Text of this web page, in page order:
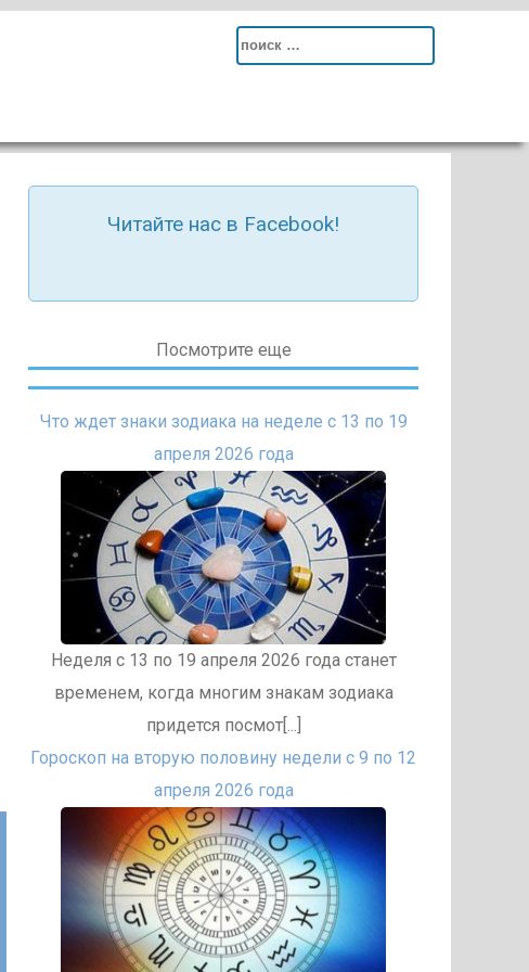
Search
Читайте нас в Facebook!
Посмотрите еще
Что ждет знаки зодиака на неделе с 13 по 19
апреля 2026 года
Неделя с 13 по 19 апреля 2026 года станет
временем, когда многим знакам зодиака
придется посмот[...]
Гороскоп на вторую половину недели с 9 по 12
апреля 2026 года